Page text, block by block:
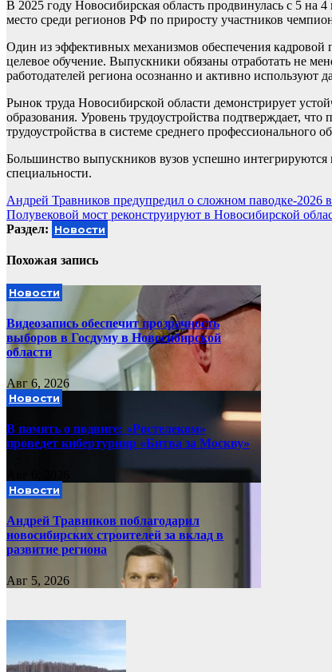
В 2025 году Новосибирская область продвинулась с 5
место среди регионов РФ по приросту участников
Один из эффективных механизмов обеспечения кадровой
целевое обучение. Выпускники обязаны отработать не
работодателей региона осознанно и активно
Рынок труда Новосибирской области демонстрирует
образования. Уровень трудоустройства подтверждает,
трудоустройства в системе среднего профессионального
Большинство выпускников вузов успешно интегрируются
специальности.
Навигация
по
Андрей Травников предупредил о сложном паводке-2026
Полувековой мост реконструируют в Новосибирской
Раздел: Новости
Похожая запись
Новости
Видеозапись обеспечит прозрачность
выборов в Госдуму в Новосибирской
области
Авг 6, 2026
Новости
В память о подвиге: «Ростелеком»
проведет кибертурнир «Битва за Москву»
Новости
Андрей Травников поблагодарил
новосибирских строителей за вклад в
развитие региона
Авг 5, 2026